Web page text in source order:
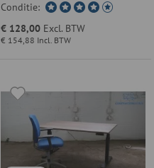
Conditie:
€ 154,88 Incl. BTW
€ 128,00 Excl. BTW